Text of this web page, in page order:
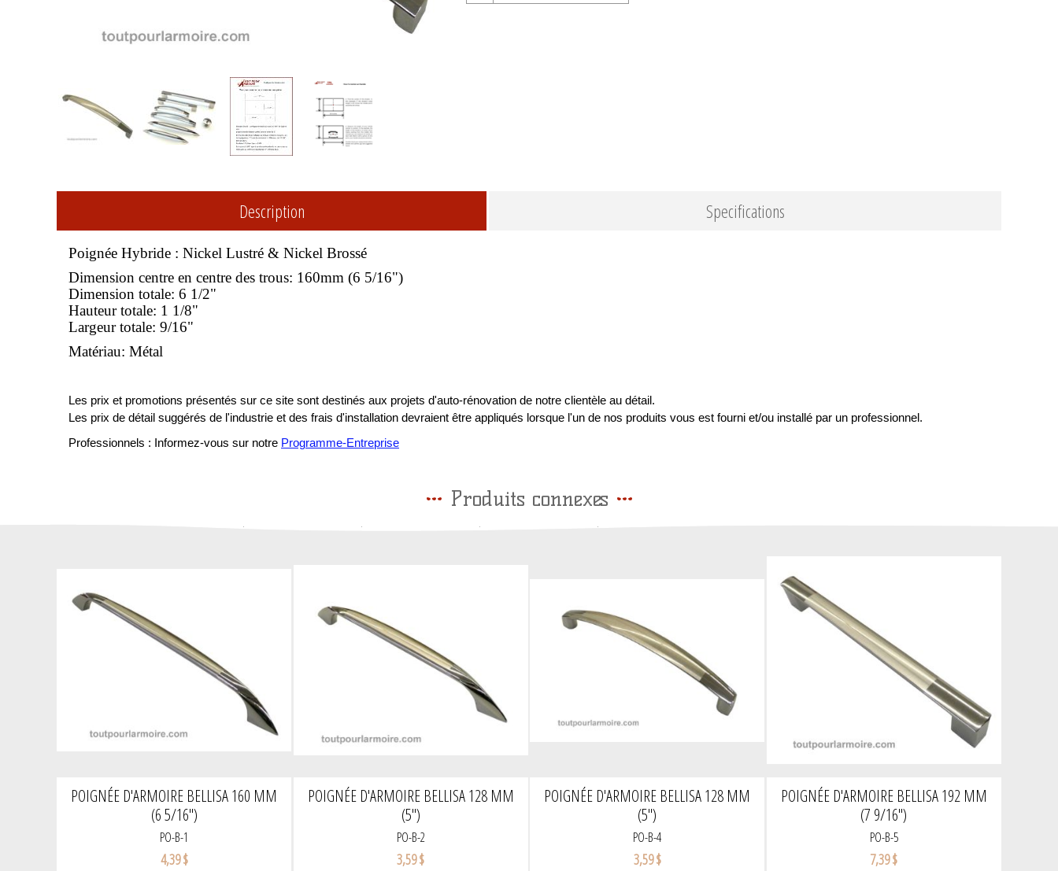
Description Specifications
Poignée Hybride : Nickel Lustré & Nickel Brossé
Dimension centre en centre des trous: 160mm (6 5/16")
Dimension totale: 6 1/2"
Hauteur totale: 1 1/8"
Largeur totale: 9/16"
Matériau: Métal
Les prix et promotions présentés sur ce site sont destinés aux projets d'auto-rénovation de notre clientèle au détail.
Les prix de détail suggérés de l'industrie et des frais d'installation devraient être appliqués lorsque l'un de nos produits vous est fourni et/ou installé par un professionnel.
Professionnels : Informez-vous sur notre Programme-Entreprise
Produits connexes
POIGNÉE D'ARMOIRE BELLISA 160 MM
(6 5/16")
PO-B-1
4,39 $
POIGNÉE D'ARMOIRE BELLISA 128 MM
(5")
PO-B-2
3,59 $
POIGNÉE D'ARMOIRE BELLISA 128 MM
(5")
PO-B-4
3,59 $
POIGNÉE D'ARMOIRE BELLISA 192 MM
(7 9/16")
PO-B-5
7,39 $